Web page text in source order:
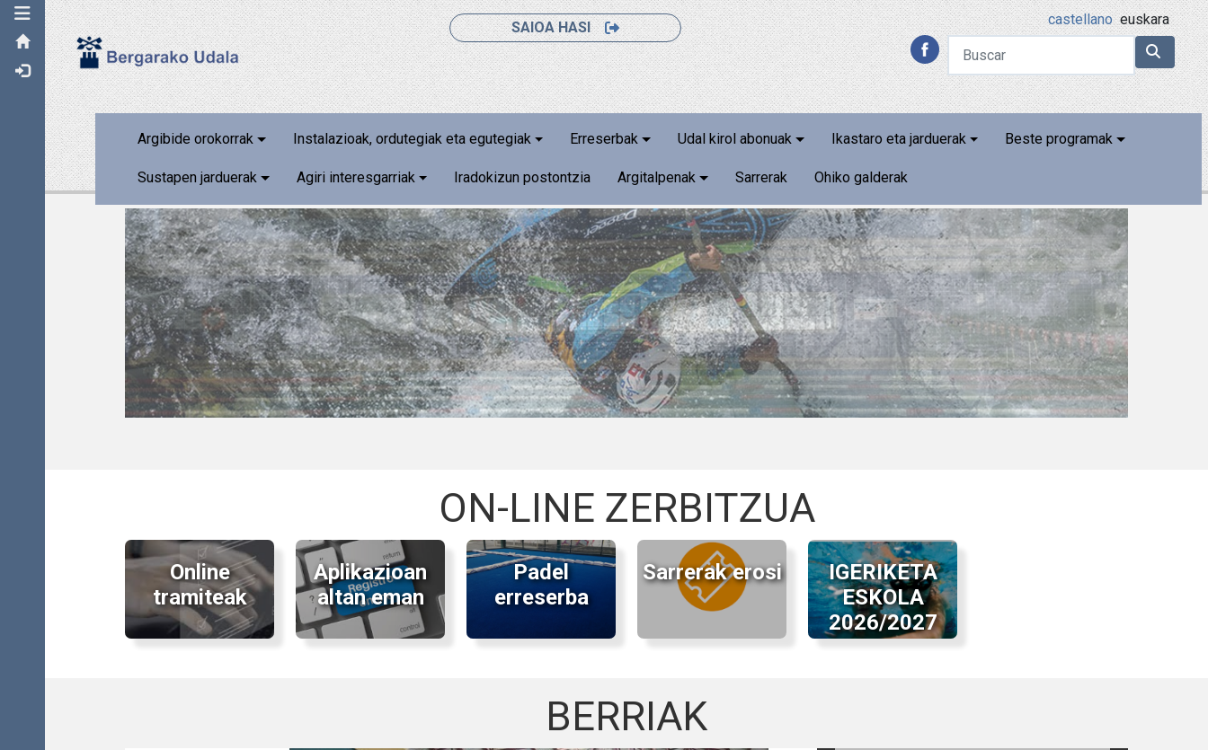
Toggle navigation SAIOA HASI castellanoeuskara
Argibide orokorrak Instalazioak, ordutegiak eta egutegiak Erreserbak Udal kirol abonuak Ikastaro eta jarduerak Beste programak
Sustapen jarduerak Agiri interesgarriak Iradokizun postontzia Argitalpenak Sarrerak Ohiko galderak
ON-LINE ZERBITZUA
Online
tramiteak
Aplikazioan
altan eman
Padel
erreserba
Sarrerak erosi
IGERIKETA
ESKOLA
2026/2027
BERRIAK